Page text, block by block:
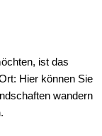
ist das
Hier können Sie
wandern